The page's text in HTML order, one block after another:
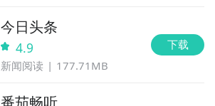
今日头条
4.9
新闻阅读 177.71MB
下载